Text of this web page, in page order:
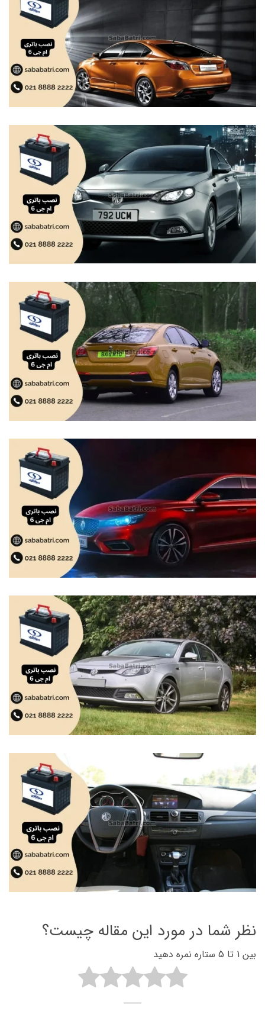
نظر شما در مورد این مقاله چیست؟
بین 1 تا 5 ستاره نمره دهید